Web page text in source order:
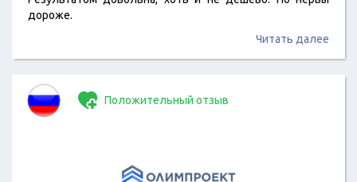
дороже.
Читать далее
Положительный отзыв